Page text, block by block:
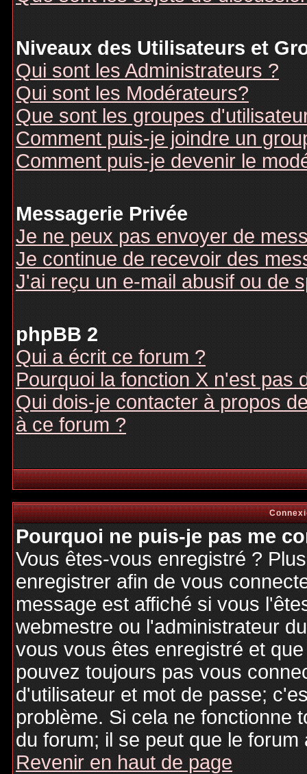
Niveaux des Utilisateurs et
Qui sont les Administrateurs ?
Qui sont les Modérateurs?
Que sont les groupes
Comment puis-je joindre un
Comment puis-je devenir le
Messagerie Privée
Je ne peux pas envoyer de
Je continue de recevoir des
J'ai reçu un e-mail abusif ou de
phpBB 2
Qui a écrit ce forum ?
Pourquoi la fonction X n'est pas
Qui dois-je contacter à propos
à ce forum ?
Pourquoi ne puis-je pas me
Vous êtes-vous enregistré ?
enregistrer afin de vous
message est affiché si vous
webmestre ou l'administrateur
vous vous êtes enregistré et
pouvez toujours pas vous
d'utilisateur et mot de passe;
problème. Si cela ne fonctionne
du forum; il se peut que le
Revenir en haut de page